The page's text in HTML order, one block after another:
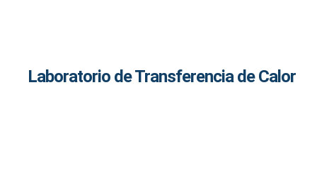
Laboratorio de Transferencia de Calor